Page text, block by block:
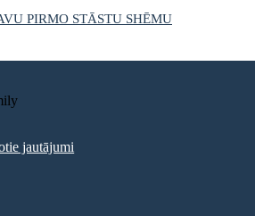
PIRMO STĀSTU SHĒMU
jautājumi